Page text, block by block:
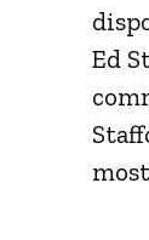
Ed